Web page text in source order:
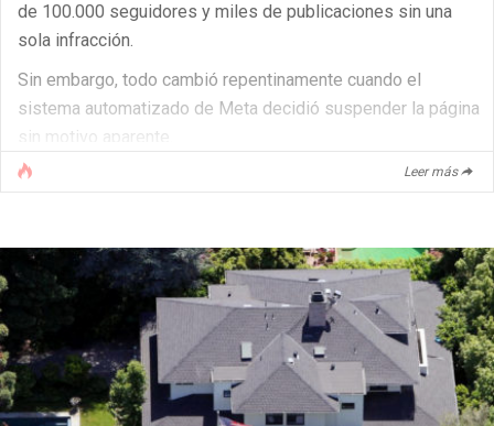
de 100.000 seguidores y miles de publicaciones sin una
sola infracción.
Sin embargo, todo cambió repentinamente cuando el
sistema automatizado de Meta decidió suspender la página
sin motivo aparente.
El 29 de septiembre, HTCMania compartió una noticia
habitual sobre tecnología titulada “F-Droid alerta de que
Google podría acabar con las tiendas alternativas”,
acompañada de una imagen ilustrativa. Hasta ahí, nada fuera
de lo [...]
Leer más